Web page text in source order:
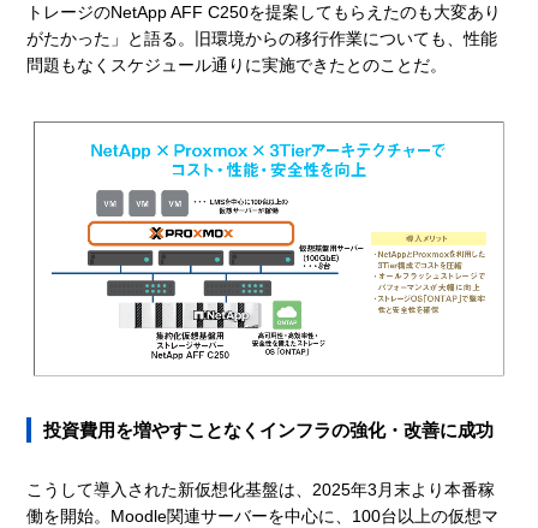
トレージのNetApp AFF C250を提案してもらえたのも大変あり
がたかった」と語る。旧環境からの移行作業についても、性能
問題もなくスケジュール通りに実施できたとのことだ。
投資費用を増やすことなくインフラの強化・改善に成功
こうして導入された新仮想化基盤は、2025年3月末より本番稼
働を開始。Moodle関連サーバーを中心に、100台以上の仮想マ